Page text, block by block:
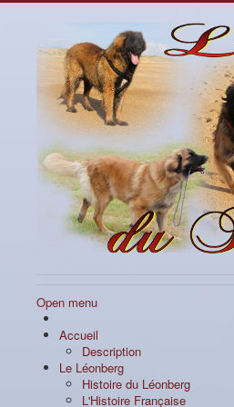
Open menu
Accueil
Description
Le Léonberg
Histoire du Léonberg
L'Histoire Française